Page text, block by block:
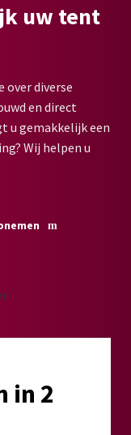
uw tent
over diverse
en direct
u gemakkelijk een
Wij helpen u
in 2